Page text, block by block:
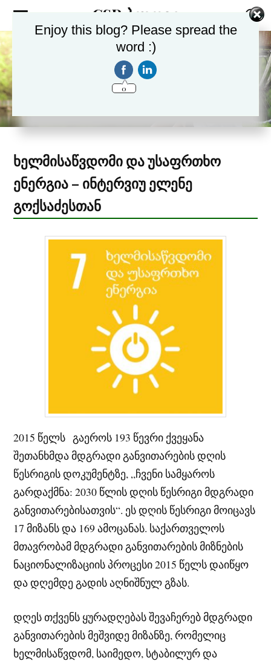
CSR ბლოგი
ხელმისაწვდომი და უსაფრთხო
ენერგია – ინტერვიუ ელენე
გოქსაძესთან
2015 წელს გაეროს 193 წევრი ქვეყანა
შეთანხმდა მდგრადი განვითარების დღის
წესრიგის დოკუმენტზე, „ჩვენი სამყაროს
გარდაქმნა: 2030 წლის დღის წესრიგი მდგრადი
განვითარებისათვის“. ეს დღის წესრიგი მოიცავს
17 მიზანს და 169 ამოცანას. საქართველოს
მთავრობამ მდგრადი განვითარების მიზნების
ნაციონალიზაციის პროცესი 2015 წელს დაიწყო
და დღემდე გადის აღნიშნულ გზას.
დღეს თქვენს ყურადღებას შევაჩერებ მდგრადი
განვითარების მეშვიდე მიზანზე, რომელიც
ხელმისაწვდომ, საიმედო, სტაბილურ და
Enjoy this blog? Please spread the
word :)
0